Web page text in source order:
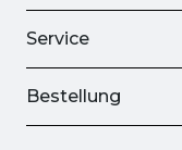
Service
Bestellung